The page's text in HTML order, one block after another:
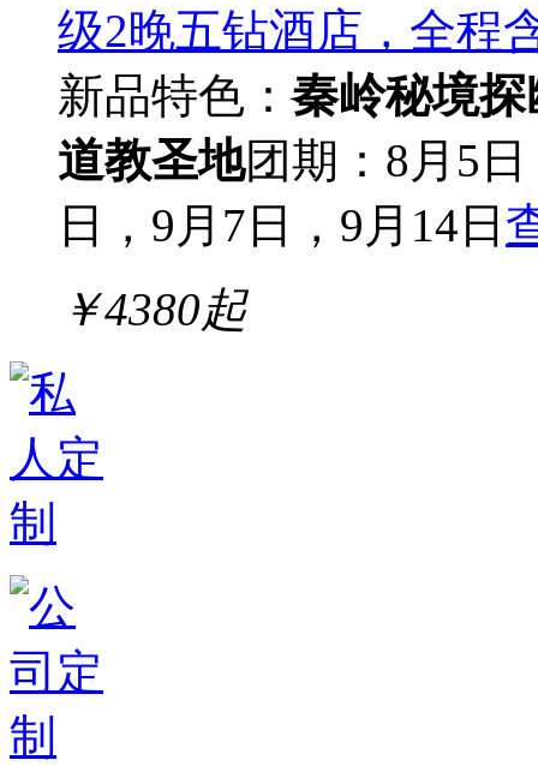
级2晚五钻酒店，全程
新品特色：秦岭秘境探
道教圣地团期：8月5
日，9月7日，9月14日
￥4380起